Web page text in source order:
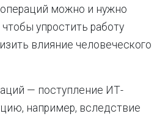
можно и нужно
упростить работу
влияние человеческого
— поступление ИТ-
например, вследствие